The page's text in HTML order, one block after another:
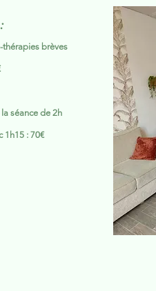
thérapies brèves
séance de 2h
1h15 : 70€